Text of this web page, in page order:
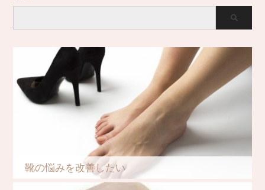
靴の悩みを改善したい